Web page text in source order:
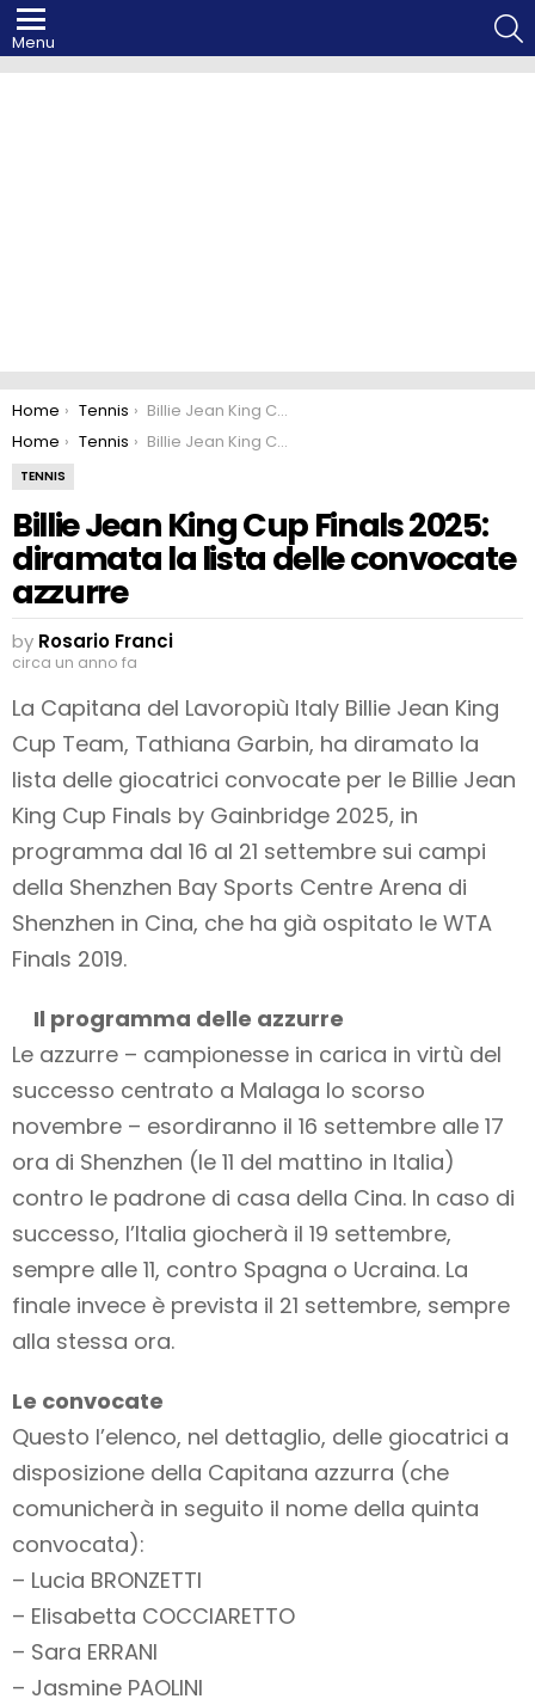
Menu
You are here:
Home Tennis
Billie Jean King Cup Finals 2025: diramata la lista delle convocate azzurre
You are here:
Home Tennis Billie Jean King Cup Finals 2025: diramata la lista delle convocate azzurre
TENNIS
Billie Jean King Cup Finals 2025:
diramata la lista delle convocate
azzurre
by Rosario Franci
circa un anno fa
La Capitana del Lavoropiù Italy Billie Jean King
Cup Team, Tathiana Garbin, ha diramato la
lista delle giocatrici convocate per le Billie Jean
King Cup Finals by Gainbridge 2025, in
programma dal 16 al 21 settembre sui campi
della Shenzhen Bay Sports Centre Arena di
Shenzhen in Cina, che ha già ospitato le WTA
Finals 2019.
Il programma delle azzurre
Le azzurre – campionesse in carica in virtù del
successo centrato a Malaga lo scorso
novembre – esordiranno il 16 settembre alle 17
ora di Shenzhen (le 11 del mattino in Italia)
contro le padrone di casa della Cina. In caso di
successo, l’Italia giocherà il 19 settembre,
sempre alle 11, contro Spagna o Ucraina. La
finale invece è prevista il 21 settembre, sempre
alla stessa ora.
Le convocate
Questo l’elenco, nel dettaglio, delle giocatrici a
disposizione della Capitana azzurra (che
comunicherà in seguito il nome della quinta
convocata):
– Lucia BRONZETTI
– Elisabetta COCCIARETTO
– Sara ERRANI
– Jasmine PAOLINI